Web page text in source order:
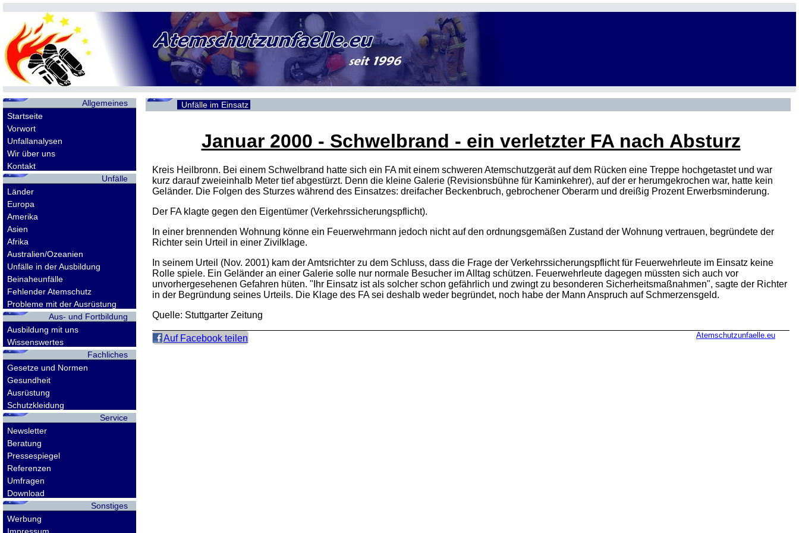
Allgemeines
Startseite
Vorwort
Unfallanalysen
Wir über uns
Kontakt
Unfälle
Länder
Europa
Amerika
Asien
Afrika
Australien/Ozeanien
Unfälle in der Ausbildung
Beinaheunfälle
Fehlender Atemschutz
Probleme mit der Ausrüstung
Aus- und Fortbildung
Ausbildung mit uns
Wissenswertes
Fachliches
Gesetze und Normen
Gesundheit
Ausrüstung
Schutzkleidung
Service
Newsletter
Beratung
Pressespiegel
Referenzen
Umfragen
Download
Sonstiges
Werbung
Unfälle im Einsatz
Januar 2000 - Schwelbrand - ein verletzter FA nach Absturz
Kreis Heilbronn. Bei einem Schwelbrand hatte sich ein FA mit einem schweren Atemschutzgerät auf dem Rücken eine Treppe hochgetastet und war
kurz darauf zweieinhalb Meter tief abgestürzt. Denn die kleine Galerie (Revisionsbühne für Kaminkehrer), auf der er herumgekrochen war, hatte kein
Geländer. Die Folgen des Sturzes während des Einsatzes: dreifacher Beckenbruch, gebrochener Oberarm und dreißig Prozent Erwerbsminderung.
Der FA klagte gegen den Eigentümer (Verkehrssicherungspflicht).
In einer brennenden Wohnung könne ein Feuerwehrmann jedoch nicht auf den ordnungsgemäßen Zustand der Wohnung vertrauen, begründete der
Richter sein Urteil in einer Zivilklage.
In seinem Urteil (Nov. 2001) kam der Amtsrichter zu dem Schluss, dass die Frage der Verkehrssicherungspflicht für Feuerwehrleute im Einsatz keine
Rolle spiele. Ein Geländer an einer Galerie solle nur normale Besucher im Alltag schützen. Feuerwehrleute dagegen müssten sich auch vor
unvorhergesehenen Gefahren hüten. "Ihr Einsatz ist als solcher schon gefährlich und zwingt zu besonderen Sicherheitsmaßnahmen", sagte der Richter
in der Begründung seines Urteils. Die Klage des FA sei deshalb weder begründet, noch habe der Mann Anspruch auf Schmerzensgeld.
Quelle: Stuttgarter Zeitung
Auf Facebook teilen Atemschutzunfaelle.eu